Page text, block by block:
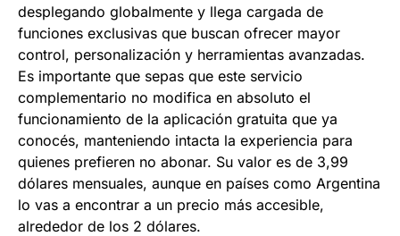
desplegando globalmente y llega cargada de
funciones exclusivas que buscan ofrecer mayor
control, personalización y herramientas avanzadas.
Es importante que sepas que este servicio
complementario no modifica en absoluto el
funcionamiento de la aplicación gratuita que ya
conocés, manteniendo intacta la experiencia para
quienes prefieren no abonar. Su valor es de 3,99
dólares mensuales, aunque en países como Argentina
lo vas a encontrar a un precio más accesible,
alrededor de los 2 dólares.